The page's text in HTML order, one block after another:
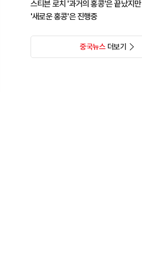
스티븐 로치 '과거의 홍콩'은 끝났지만
'새로운 홍콩'은 진행중
중국뉴스더보기